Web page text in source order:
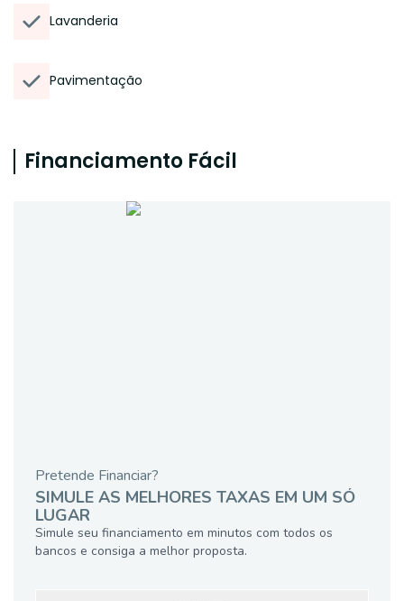
Lavanderia
Pavimentação
Financiamento Fácil
Pretende Financiar?
SIMULE AS MELHORES TAXAS EM UM SÓ
LUGAR
Simule seu financiamento em minutos com todos os
bancos e consiga a melhor proposta.